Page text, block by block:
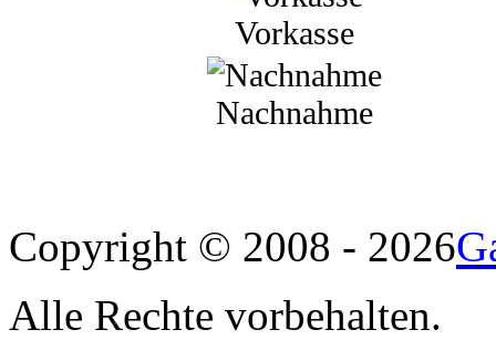
Vorkasse
Nachnahme
Copyright © 2008 - 2026
Alle Rechte vorbehalten.